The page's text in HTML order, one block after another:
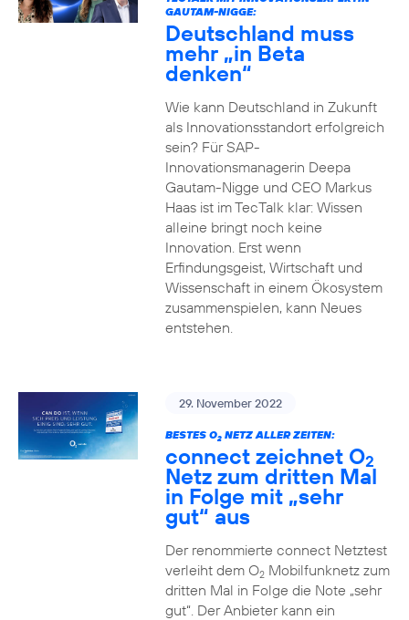
GAUTAM-NIGGE:
Deutschland muss
mehr „in Beta
denken“
Wie kann Deutschland in Zukunft
als Innovationsstandort erfolgreich
sein? Für SAP-
Innovationsmanagerin Deepa
Gautam-Nigge und CEO Markus
Haas ist im TecTalk klar: Wissen
alleine bringt noch keine
Innovation. Erst wenn
Erfindungsgeist, Wirtschaft und
Wissenschaft in einem Ökosystem
zusammenspielen, kann Neues
entstehen.
29. November 2022
BESTES O2NETZ ALLER ZEITEN:
connect zeichnet O2
Netz zum dritten Mal
in Folge mit „sehr
gut“ aus
Der renommierte connect Netztest
verleiht dem O2Mobilfunknetz zum
dritten Mal in Folge die Note „sehr
gut“. Der Anbieter kann ein